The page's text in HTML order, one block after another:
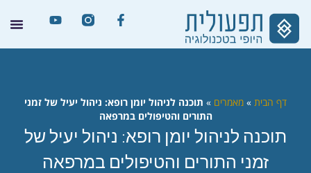
דף הבית » מאמרים » תוכנה לניהול יומן רופא: ניהול יעיל של זמני
התורים והטיפולים במרפאה
תוכנה לניהול יומן רופא: ניהול יעיל של
זמני התורים והטיפולים במרפאה